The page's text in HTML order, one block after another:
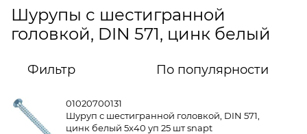
Шурупы с шестигранной
головкой, DIN 571, цинк белый
Фильтр По популярности
01020700131
Шуруп с шестигранной головкой, DIN 571,
цинк белый 5x40 уп 25 шт snapt